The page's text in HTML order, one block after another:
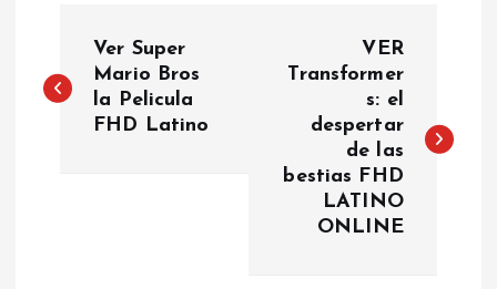
o
Ver Super
Mario Bros
la Pelicula
FHD Latino
VER
Transformer
s: el
despertar
de las
bestias FHD
LATINO
ONLINE